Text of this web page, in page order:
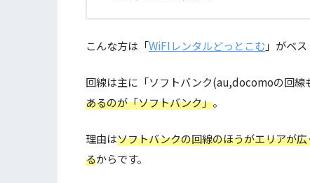
こんな方は「WiFIレンタルどっとこむ」がベス
回線は主に「ソフトバンク(au,docomoの回線
あるのが「ソフトバンク」。
理由はソフトバンクの回線のほうがエリアが
るからです。